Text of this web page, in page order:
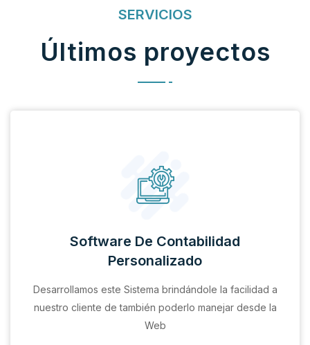
SERVICIOS
Últimos proyectos
Software De Contabilidad
Personalizado
Desarrollamos este Sistema brindándole la facilidad a
nuestro cliente de también poderlo manejar desde la
Web